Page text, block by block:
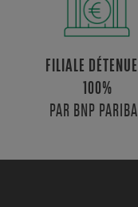
FILIALE
100%
PAR BNP